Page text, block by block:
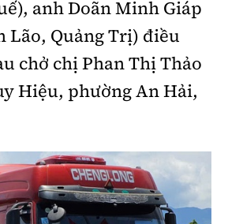
- Đấu thầu
Ngành
Công nghệ
Công nghệ mới
anh Doãn Minh Giáp
Lão, Quảng Trị) điều
chở chị Phan Thị Thảo
Hiệu, phường An Hải,